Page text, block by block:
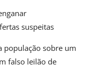
suspeitas
população sobre um
falso leilão de